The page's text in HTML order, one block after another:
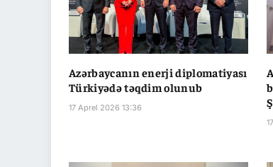
Azərbaycanın enerji diplomatiyası
Türkiyədə təqdim olunub
17 Aprel 2026 13:36